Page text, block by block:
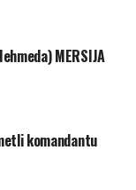
MERSIJA
komandantu